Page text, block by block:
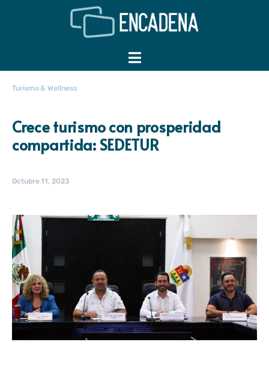
Turismo & Wellness
Crece turismo con prosperidad
compartida: SEDETUR
Octubre 11, 2023